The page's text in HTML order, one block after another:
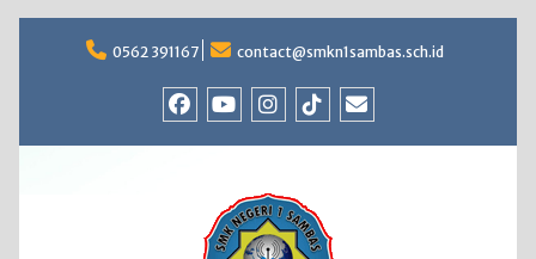
0562 391167 contact@smkn1sambas.sch.id